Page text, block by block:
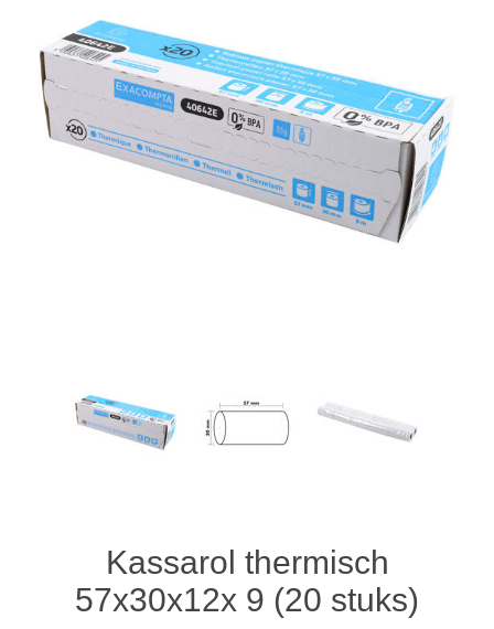
Kassarol thermisch
57x30x12x 9 (20 stuks)